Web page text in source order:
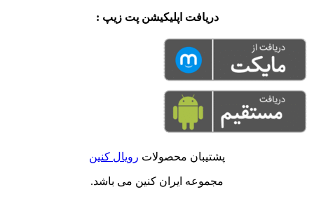
دریافت اپلیکیشن پت زیپ :
پشتیبان محصولات رویال کنین
مجموعه ایران کنین می باشد.